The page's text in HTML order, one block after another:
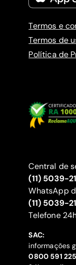
Termos e
Termos de
Política de
Central de
(11) 5039-
WhatsApp
(11) 5039-
‍Telefone
SAC:
informações
‍0800 591